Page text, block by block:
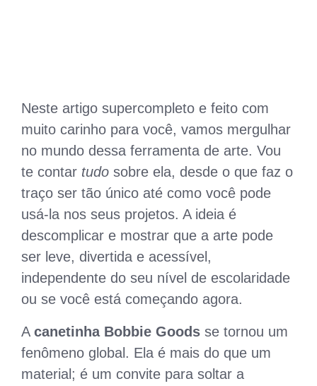
Neste artigo supercompleto e feito com
muito carinho para você, vamos mergulhar
no mundo dessa ferramenta de arte. Vou
te contar tudo sobre ela, desde o que faz o
traço ser tão único até como você pode
usá-la nos seus projetos. A ideia é
descomplicar e mostrar que a arte pode
ser leve, divertida e acessível,
independente do seu nível de escolaridade
ou se você está começando agora.
A canetinha Bobbie Goods se tornou um
fenômeno global. Ela é mais do que um
material; é um convite para soltar a